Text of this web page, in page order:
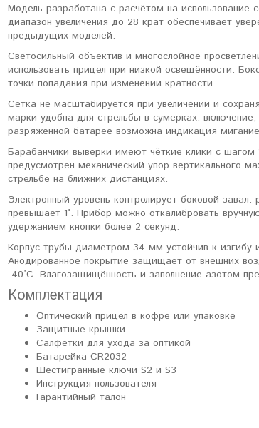
Модель разработана с расчётом на
диапазон увеличения до 28 крат обеспечивает
предыдущих моделей.
Светосильный объектив и многослойное
использовать прицел при низкой освещённости.
точки попадания при изменении кратности.
Сетка не масштабируется при увеличении и
марки удобна для стрельбы в сумерках:
разряженной батарее возможна индикация
Барабанчики выверки имеют чёткие клики с шагом
предусмотрен механический упор вертикального
стрельбе на ближних дистанциях.
Электронный уровень контролирует боковой
превышает 1°. Прибор можно откалибровать
удержанием кнопки более 2 секунд.
Корпус трубы диаметром 34 мм устойчив к
Анодированное покрытие защищает от внешних
-40°C. Влагозащищённость и заполнение азотом
Комплектация
Оптический прицел в кофре или упаковке
Защитные крышки
Салфетки для ухода за оптикой
Батарейка CR2032
Шестигранные ключи S2 и S3
Инструкция пользователя
Гарантийный талон